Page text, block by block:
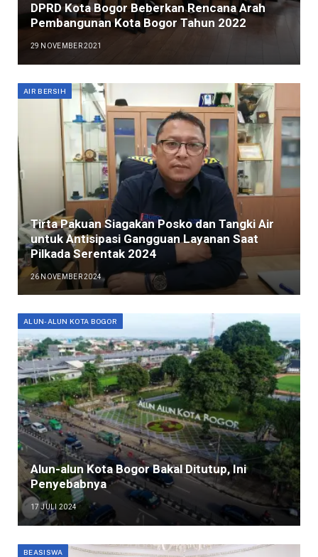
DPRD Kota Bogor Beberkan Rencana Arah
Pembangunan Kota Bogor Tahun 2022
29 NOVEMBER 2021
AIR BERSIH
Tirta Pakuan Siagakan Posko dan Tangki Air
untuk Antisipasi Gangguan Layanan Saat
Pilkada Serentak 2024
26 NOVEMBER 2024
ALUN-ALUN KOTA BOGOR
Alun-alun Kota Bogor Bakal Ditutup, Ini
Penyebabnya
17 JULI 2024
BEASISWA